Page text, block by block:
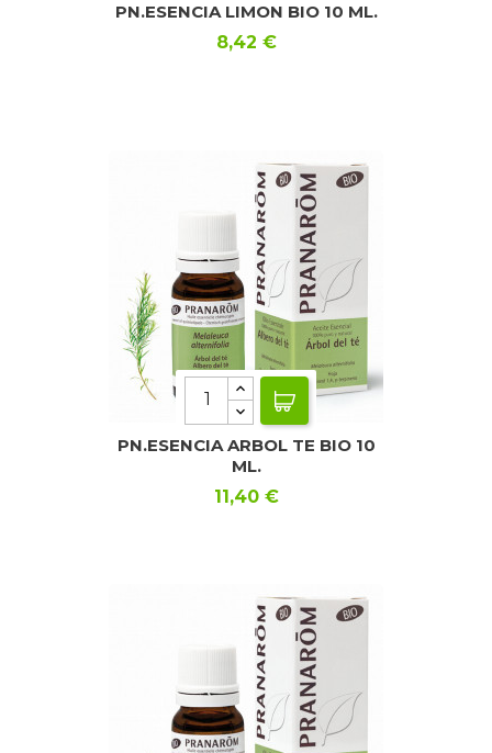
PN.ESENCIA LIMON BIO 10 ML.
Precio
8,42 €
PN.ESENCIA ARBOL TE BIO 10
ML.
Precio
11,40 €